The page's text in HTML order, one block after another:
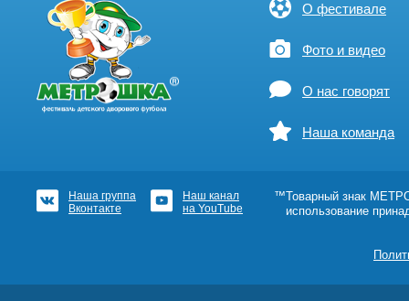
О фестивале
Фото и видео
О нас говорят
Наша команда
Наша группа
Вконтакте
Наш канал
на YouTube
™Товарный знак
использование